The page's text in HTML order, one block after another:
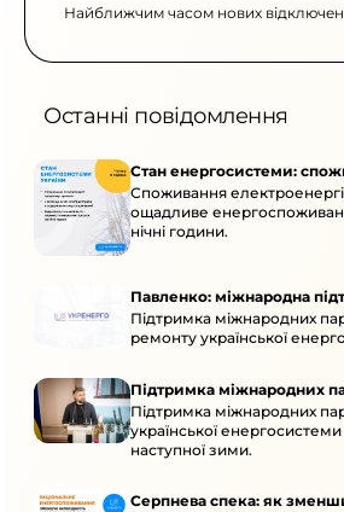
Найближчим часом нових
Останні повідомлення
Стан енергосистеми:
Споживання
ощадливе
нічні години.
Павленко: міжнародна
Підтримка міжнародних
ремонту української
Підтримка міжнародних
Підтримка міжнародних
української
наступної зими.
Серпнева спека: як